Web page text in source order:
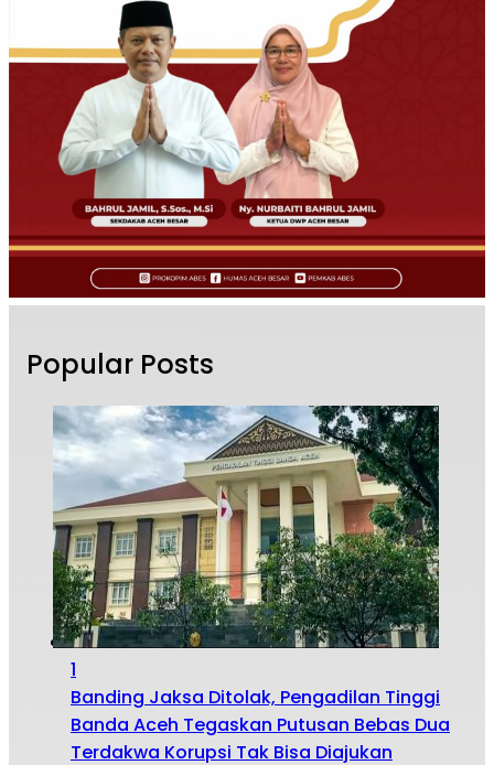
Popular Posts
1
Banding Jaksa Ditolak, Pengadilan Tinggi
Banda Aceh Tegaskan Putusan Bebas Dua
Terdakwa Korupsi Tak Bisa Diajukan